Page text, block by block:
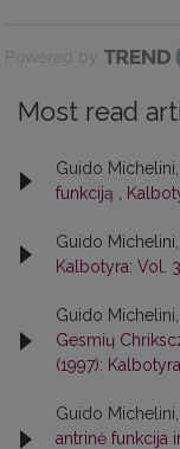
Powered by
Most read
Guido Michelini,
funkciją
Guido Michelini,
Kalbotyra: Vol.
Guido Michelini,
Gesmių
(1997): Kalbotyra
Guido Michelini,
antrinė funkcija